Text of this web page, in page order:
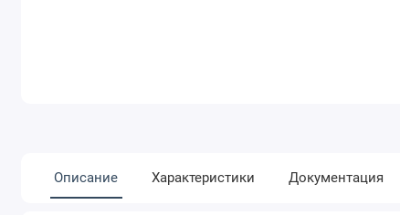
Описание Характеристики Документация